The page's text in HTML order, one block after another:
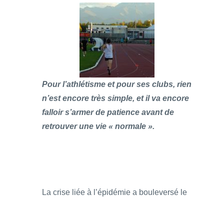
Pour l’athlétisme et pour ses clubs, rien
n’est encore très simple, et il va encore
falloir s’armer de patience avant de
retrouver une vie « normale ».
La crise liée à l’épidémie a bouleversé le